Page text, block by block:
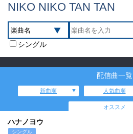
NIKO NIKO TAN TAN
シングル
配信曲一覧
新曲順 人気曲順
オススメ
ハナノヨウ
シングル